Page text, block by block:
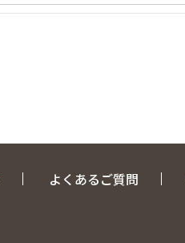
よくあるご質問